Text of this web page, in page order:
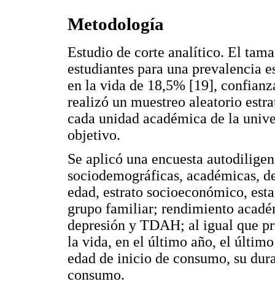
Metodología
Estudio de corte analítico. El
estudiantes para una prevalencia
en la vida de 18,5% [19],
realizó un muestreo aleatorio
cada unidad académica de la
objetivo.
Se aplicó una encuesta
sociodemográficas, académicas,
edad, estrato socioeconómico,
grupo familiar; rendimiento
depresión y TDAH; al igual que
la vida, en el último año, el
edad de inicio de consumo, su
consumo.